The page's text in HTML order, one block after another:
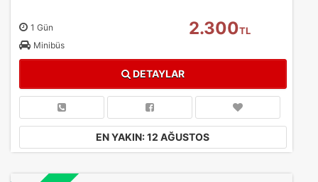
1 Gün
Minibüs
2.300TL
DETAYLAR
EN YAKIN: 12 AĞUSTOS